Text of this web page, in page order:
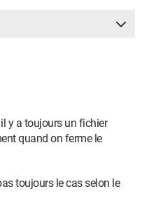
y a toujours un fichier
quand on ferme le
toujours le cas selon le